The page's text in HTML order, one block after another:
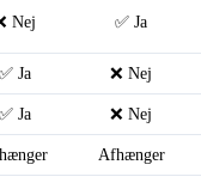
Nej ✅ Ja
✅ Ja ❌ Nej
✅ Ja ❌ Nej
Afhænger